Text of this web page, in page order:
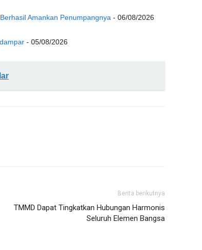
Amankan Penumpangnya - 06/08/2026
- 05/08/2026
Berita berikutnya
TMMD Dapat Tingkatkan Hubungan Harmonis
Seluruh Elemen Bangsa